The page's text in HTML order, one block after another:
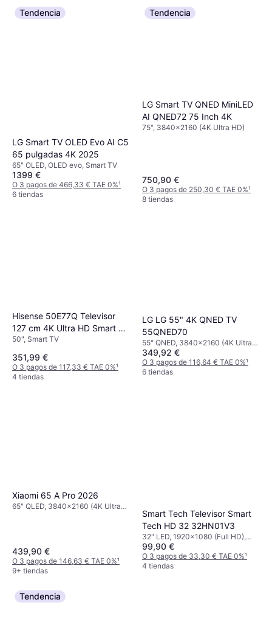
Tendencia
LG Smart TV OLED Evo AI C5
65 pulgadas 4K 2025
65" OLED, OLED evo, Smart TV
1399 €
O 3 pagos de 466,33 € TAE 0%¹
6 tiendas
Tendencia
LG Smart TV QNED MiniLED
AI QNED72 75 Inch 4K
75", 3840x2160 (4K Ultra HD)
750,90 €
O 3 pagos de 250,30 € TAE 0%¹
8 tiendas
Hisense 50E77Q Televisor
127 cm 4K Ultra HD Smart TV
Wifi
50", Smart TV
351,99 €
O 3 pagos de 117,33 € TAE 0%¹
4 tiendas
LG LG 55" 4K QNED TV
55QNED70
55" QNED, 3840x2160 (4K Ultra
HD), Smart TV
349,92 €
O 3 pagos de 116,64 € TAE 0%¹
6 tiendas
Xiaomi 65 A Pro 2026
65" QLED, 3840x2160 (4K Ultra
439,90 €
O 3 pagos de 146,63 € TAE 0%¹
9+ tiendas
Smart Tech Televisor Smart
Tech HD 32 32HN01V3
32" LED, 1920x1080 (Full HD),
1366x768, 1280x720 (HD)
99,90 €
O 3 pagos de 33,30 € TAE 0%¹
4 tiendas
Tendencia